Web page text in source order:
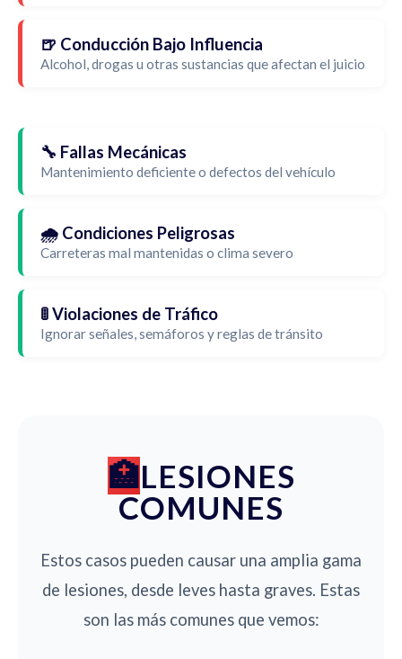
🍺 Conducción Bajo Influencia
Alcohol, drogas u otras sustancias que afectan el juicio
🔧 Fallas Mecánicas
Mantenimiento deficiente o defectos del vehículo
🌧️ Condiciones Peligrosas
Carreteras mal mantenidas o clima severo
🚦 Violaciones de Tráfico
Ignorar señales, semáforos y reglas de tránsito
LESIONES
COMUNES
Estos casos pueden causar una amplia gama
de lesiones, desde leves hasta graves. Estas
son las más comunes que vemos: